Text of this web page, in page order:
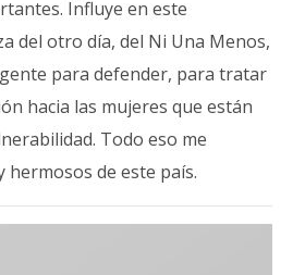
Influye en este
del otro día, del Ni Una Menos,
para defender, para tratar
hacia las mujeres que están
Todo eso me
hermosos de este país.